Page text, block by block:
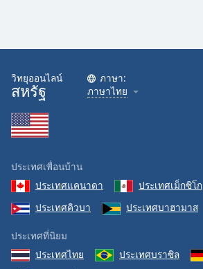
วิทยุออนไลน์
สหรัฐ
ภาษา:
ภาษาไทย
ประเทศเพื่อนบ้าน
ประเทศแคนาดา
ประเทศเม็กซิโก
ประเทศคิวบา
ประเทศบาฮามาส
ประเทศที่นิยม
ประเทศไทย
ประเทศบราซิล